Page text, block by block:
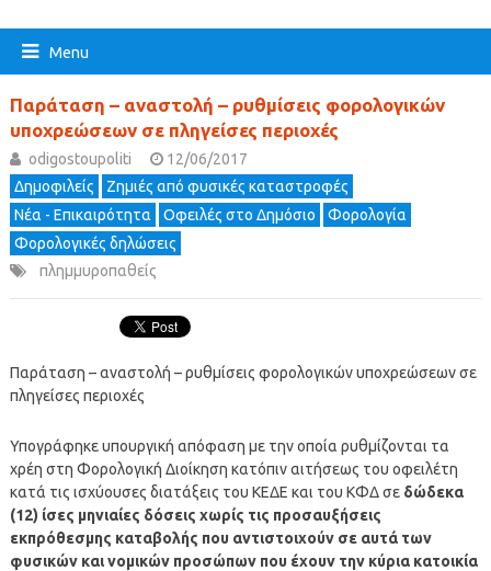
Menu
Παράταση – αναστολή – ρυθμίσεις φορολογικών
υποχρεώσεων σε πληγείσες περιοχές
odigostoupoliti
12/06/2017
Δημοφιλείς
Ζημιές από φυσικές καταστροφές
Νέα - Επικαιρότητα
Οφειλές στο Δημόσιο
Φορολογία
Φορολογικές δηλώσεις
πλημμυροπαθείς
Παράταση – αναστολή – ρυθμίσεις φορολογικών υποχρεώσεων σε
πληγείσες περιοχές
Υπογράφηκε υπουργική απόφαση με την οποία ρυθμίζονται τα
χρέη στη Φορολογική Διοίκηση κατόπιν αιτήσεως του οφειλέτη
κατά τις ισχύουσες διατάξεις του ΚΕΔΕ και του ΚΦΔ σε δώδεκα
(12) ίσες μηνιαίες δόσεις χωρίς τις προσαυξήσεις
εκπρόθεσμης καταβολής που αντιστοιχούν σε αυτά των
φυσικών και νομικών προσώπων που έχουν την κύρια κατοικία